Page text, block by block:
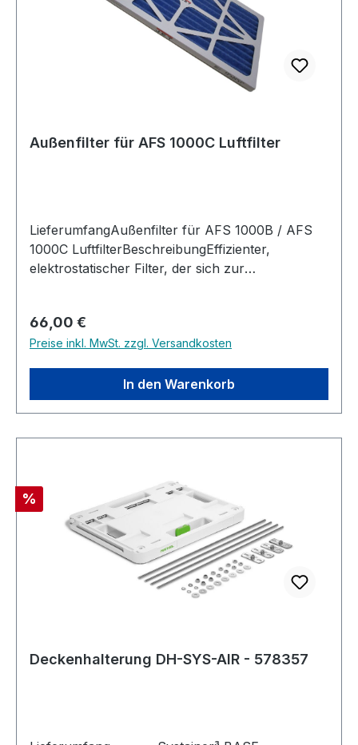
Außenfilter für AFS 1000C Luftfilter
LieferumfangAußenfilter für AFS 1000B / AFS
1000C LuftfilterBeschreibungEffizienter,
elektrostatischer Filter, der sich zur
AFS1000-C Elektrostatischer Außenfilter Weißer
Kartonrahmen Vliesstoff aus Polypropylen und
Polyester
Regulärer Preis:
66,00 €
Preise inkl. MwSt. zzgl. Versandkosten
In den Warenkorb
Rabatt
%
Deckenhalterung DH-SYS-AIR - 578357